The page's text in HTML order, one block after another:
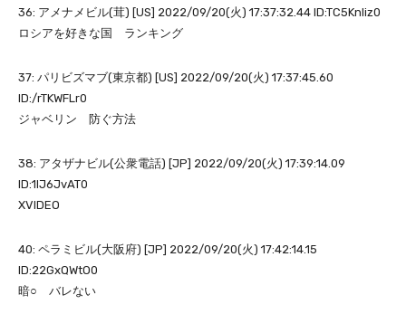
36: アメナメビル(茸) [US] 2022/09/20(火) 17:37:32.44 ID:TC5KnIiz0
ロシアを好きな国 ランキング
37: パリビズマブ(東京都) [US] 2022/09/20(火) 17:37:45.60
ID:/rTKWFLr0
ジャベリン 防ぐ方法
38: アタザナビル(公衆電話) [JP] 2022/09/20(火) 17:39:14.09
ID:1IJ6JvAT0
XVIDEO
40: ペラミビル(大阪府) [JP] 2022/09/20(火) 17:42:14.15
ID:22GxQWtO0
暗○ バレない